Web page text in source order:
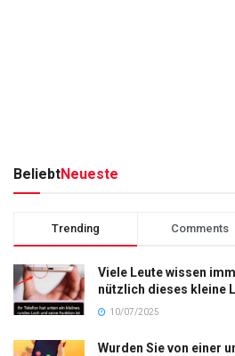
BeliebtNeueste
Trending Comments
Viele Leute wissen
nützlich dieses kleine
10/07/2025
Wurden Sie von einer